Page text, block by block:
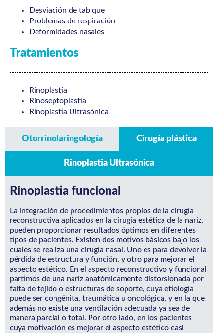
Desviación de tabique
Problemas de respiración
Deformidades nasales
Tratamientos
Rinoplastia
Rinoseptoplastia
Rinoplastia Ultrasónica
Otorrinolaringología Cirugía plástica
Rinoplastia Ultrasónica
Rinoplastia funcional
La integración de procedimientos propios de la cirugía
reconstructiva aplicados en la cirugía estética de la nariz,
pueden proporcionar resultados óptimos en diferentes
tipos de pacientes. Existen dos motivos básicos bajo los
cuales se realiza una cirugía nasal. Uno es para devolver la
pérdida de estructura y función, y otro para mejorar el
aspecto estético. En el aspecto reconstructivo y funcional
partimos de una nariz anatómicamente distorsionada por
falta de tejido o estructuras de soporte, cuya etiología
puede ser congénita, traumática u oncológica, y en la que
además no existe una ventilación adecuada ya sea de
manera parcial o total. Por otro lado, en los pacientes
cuya motivación es mejorar el aspecto estético casi